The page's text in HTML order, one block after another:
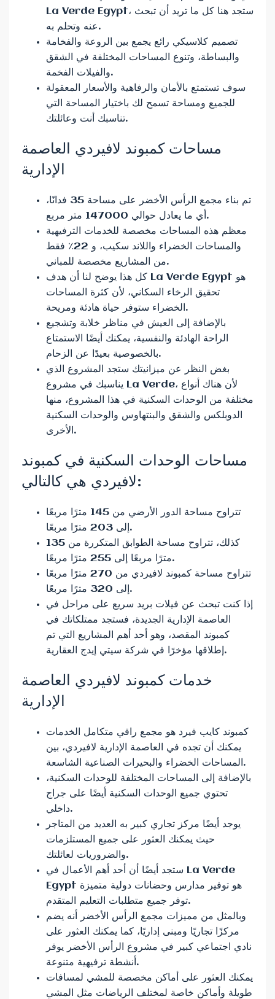
La Verde Egypt، ستجد هنا كل ما تريد أن تبحث
عنه وتحلم به.
تصميم كلاسيكي رائع يجمع بين الروعة والفخامة
والبساطة، وتنوع المساحات المختلفة في الشقق
والفيلات الفخمة.
سوف تستمتع بالأمان والرفاهية والأسعار المعقولة
للجميع ومساحة تسمح لك باختيار المساحة التي
تناسبك أنت وعائلتك.
مساحات كمبوند لافيردي العاصمة
الإدارية
تم بناء مجمع الرأس الأخضر على مساحة 35 فدانًا،
أي ما يعادل حوالي 147000 متر مربع.
معظم هذه المساحات مخصصة للخدمات الترفيهية
والمساحات الخضراء واللاند سكيب، و 22٪ فقط
من المشاريع مخصصة للمباني.
كل هذا يوضح لنا أن هدف La Verde Egypt هو
تحقيق الرخاء السكاني، لأن كثرة المساحات
الخضراء ستوفر حياة هادئة ومريحة.
بالإضافة إلى العيش في مناظر خلابة وتشجيع
الراحة الهادئة والنفسية، يمكنك أيضًا الاستمتاع
بالخصوصية بعيدًا عن الزحام.
بغض النظر عن ميزانيتك ستجد المشروع الذي
يناسبك في مشروع La Verde، لأن هناك أنواع
مختلفة من الوحدات السكنية في هذا المشروع، منها
الدوبلكس والشقق والبنتهاوس والوحدات السكنية
الأخرى.
مساحات الوحدات السكنية في كمبوند
لافيردي هي كالتالي:
تتراوح مساحة الدور الأرضي من 145 مترًا مربعًا
إلى 203 مترًا مربعًا.
كذلك، تتراوح مساحة الطوابق المتكررة من 135
مترًا مربعًا إلى 255 مترًا مربعًا.
تتراوح مساحة كمبوند لافيردي من 270 مترًا مربعًا
إلى 320 مترًا مربعًا.
إذا كنت تبحث عن فيلات بريد سريع على مراحل في
العاصمة الإدارية الجديدة، فستجد ممتلكاتك في
كمبوند المقصد، وهو أحد أهم المشاريع التي تم
إطلاقها مؤخرًا في شركة سيتي إيدج العقارية.
خدمات كمبوند لافيردي العاصمة
الإدارية
كمبوند كايب فيرد هو مجمع راقي متكامل الخدمات
يمكنك أن تجده في العاصمة الإدارية لافيردي، بين
المساحات الخضراء والبحيرات الصناعية الشاسعة.
بالإضافة إلى المساحات المختلفة للوحدات السكنية،
تحتوي جميع الوحدات السكنية أيضًا على جراج
داخلي.
يوجد أيضًا مركز تجاري كبير به العديد من المتاجر
حيث يمكنك العثور على جميع المستلزمات
والضروريات لعائلتك.
ستجد أيضًا أن أحد أهم الأعمال في La Verde
Egypt هو توفير مدارس وحضانات دولية متميزة
توفر جميع متطلبات التعليم المتقدم.
وبالمثل من مميزات مجمع الرأس الأخضر أنه يضم
مركزًا تجاريًا ومبنى إداريًا، كما يمكنك العثور على
نادي اجتماعي كبير في مشروع الرأس الأخضر يوفر
أنشطة ترفيهية متنوعة.
يمكنك العثور على أماكن مخصصة للمشي لمسافات
طويلة وأماكن خاصة لمختلف الرياضات مثل المشي